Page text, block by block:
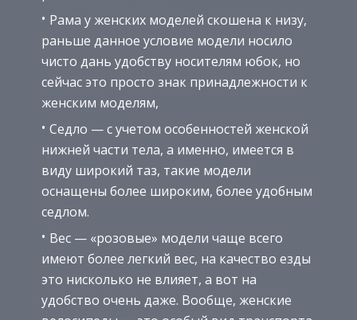
Рама у женских моделей скошена к низу,
раньше данное условие модели носило
чисто дань удобству носителям юбок, но
сейчас это просто знак принадлежности к
женским моделям,
Седло — с учетом особенностей женской
нижней части тела, а именно, имеется в
виду широкий таз, такие модели
оснащены более широким, более удобным
седлом.
Вес — «розовые» модели чаще всего
имеют более легкий вес, на качество езды
это нисколько не влияет, а вот на
удобство очень даже. Вообще, женские